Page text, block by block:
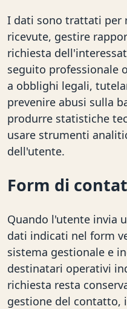
I dati sono trattati per
ricevute, gestire
richiesta
seguito professionale
a obblighi legali,
prevenire abusi sulla
produrre statistiche
usare strumenti
dell'utente.
Form di
Quando l'utente invia
dati indicati nel form
sistema gestionale e
destinatari operativi
richiesta resta
gestione del contatto,